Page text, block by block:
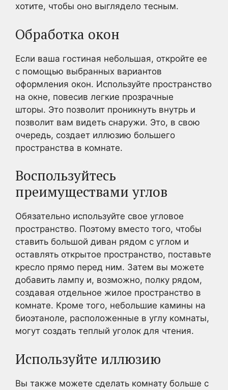
хотите, чтобы оно выглядело тесным.
Обработка окон
Если ваша гостиная небольшая, откройте ее
с помощью выбранных вариантов
оформления окон. Используйте пространство
на окне, повесив легкие прозрачные
шторы. Это позволит проникнуть внутрь и
позволит вам видеть снаружи. Это, в свою
очередь, создает иллюзию большего
пространства в комнате.
Воспользуйтесь
преимуществами углов
Обязательно используйте свое угловое
пространство. Поэтому вместо того, чтобы
ставить большой диван рядом с углом и
оставлять открытое пространство, поставьте
кресло прямо перед ним. Затем вы можете
добавить лампу и, возможно, полку рядом,
создавая отдельное жилое пространство в
комнате. Кроме того, небольшие камины на
биоэтаноле, расположенные в углу комнаты,
могут создать теплый уголок для чтения.
Используйте иллюзию
Вы также можете сделать комнату больше с